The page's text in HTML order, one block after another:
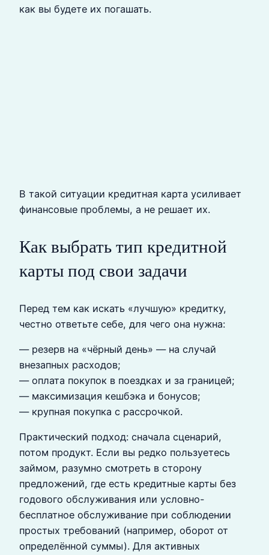
как вы будете их погашать.
В такой ситуации кредитная карта усиливает
финансовые проблемы, а не решает их.
Как выбрать тип кредитной
карты под свои задачи
Перед тем как искать «лучшую» кредитку,
честно ответьте себе, для чего она нужна:
— резерв на «чёрный день» — на случай
внезапных расходов;
— оплата покупок в поездках и за границей;
— максимизация кешбэка и бонусов;
— крупная покупка с рассрочкой.
Практический подход: сначала сценарий,
потом продукт. Если вы редко пользуетесь
займом, разумно смотреть в сторону
предложений, где есть кредитные карты без
годового обслуживания или условно-
бесплатное обслуживание при соблюдении
простых требований (например, оборот от
определённой суммы). Для активных